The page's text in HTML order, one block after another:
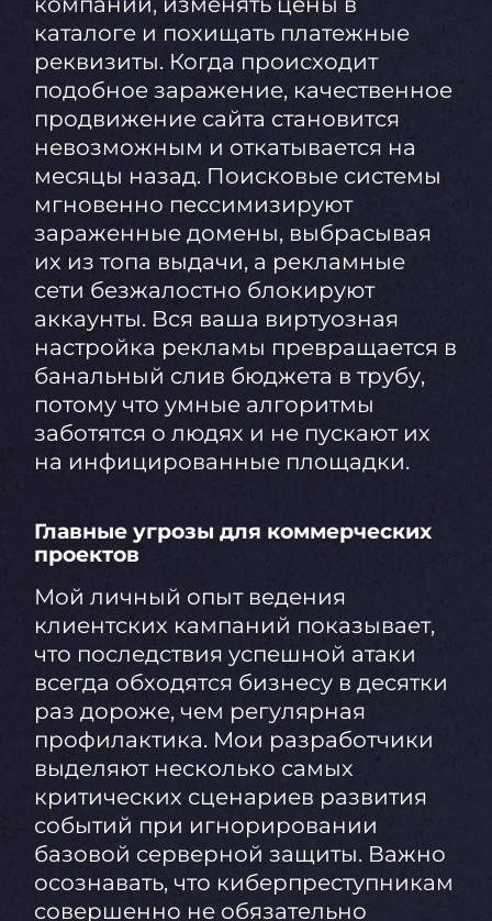
каталоге и похищать платежные
реквизиты. Когда происходит
подобное заражение, качественное
продвижение сайта становится
невозможным и откатывается на
месяцы назад. Поисковые системы
мгновенно пессимизируют
зараженные домены, выбрасывая
их из топа выдачи, а рекламные
сети безжалостно блокируют
аккаунты. Вся ваша виртуозная
настройка рекламы превращается в
банальный слив бюджета в трубу,
потому что умные алгоритмы
заботятся о людях и не пускают их
на инфицированные площадки.
Главные угрозы для коммерческих
проектов
Мой личный опыт ведения
клиентских кампаний показывает,
что последствия успешной атаки
всегда обходятся бизнесу в десятки
раз дороже, чем регулярная
профилактика. Мои разработчики
выделяют несколько самых
критических сценариев развития
событий при игнорировании
базовой серверной защиты. Важно
осознавать, что киберпреступникам
совершенно не обязательно